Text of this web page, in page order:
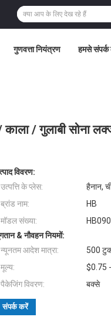
गुणवत्ता नियंत्रण हमसे संपर्क
/ गुलाबी सोना
विवरण:
उत्पत्ति के प्लेस:
हैनान,
ब्रांड नाम:
HB
मॉडल संख्या:
& नौवहन नियमों:
न्यूनतम आदेश मात्रा:
500
मूल्य:
$0.75
पैकेजिंग विवरण:
बक्से
संपर्क करें